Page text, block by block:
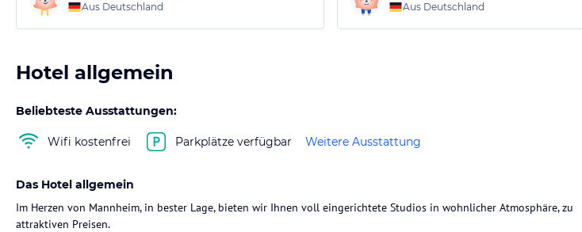
Aus Deutschland
Aus Deutschland
Hotel allgemein
Beliebteste Ausstattungen:
Wifi kostenfrei Parkplätze verfügbar Weitere Ausstattung
Das Hotel allgemein
Im Herzen von Mannheim, in bester Lage, bieten wir Ihnen voll eingerichtete Studios in wohnlicher Atmosphäre, zu
attraktiven Preisen.